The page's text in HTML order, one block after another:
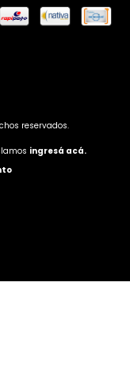
reservados.
ingresá acá.